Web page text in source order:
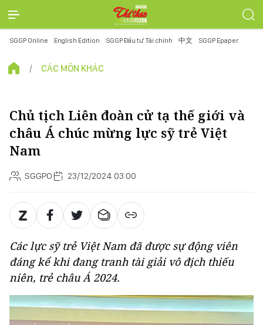
SGGP Online English Edition SGGP Đầu tư Tài chính 中文 SGGP Epaper
CÁC MÔN KHÁC
Chủ tịch Liên đoàn cử tạ thế giới và
châu Á chúc mừng lực sỹ trẻ Việt
Nam
SGGPO 23/12/2024 03:00
Các lực sỹ trẻ Việt Nam đã được sự động viên
đáng kể khi đang tranh tài giải vô địch thiếu
niên, trẻ châu Á 2024.